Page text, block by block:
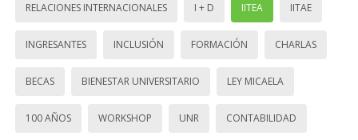
RELACIONES INTERNACIONALES I + D IITEA IITAE
INGRESANTES INCLUSIÓN FORMACIÓN CHARLAS
BECAS BIENESTAR UNIVERSITARIO LEY MICAELA
100 AÑOS WORKSHOP UNR CONTABILIDAD